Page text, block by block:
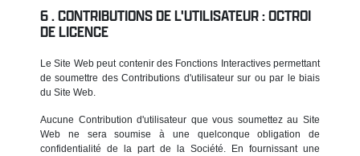
CONTRIBUTIONS DE L'UTILISATEUR : OCTROI
DE LICENCE
Le Site Web peut contenir des Fonctions Interactives permettant
de soumettre des Contributions d'utilisateur sur ou par le biais
du Site Web.
Aucune Contribution d'utilisateur que vous soumettez au Site
Web ne sera soumise à une quelconque obligation de
confidentialité de la part de la Société. En fournissant une